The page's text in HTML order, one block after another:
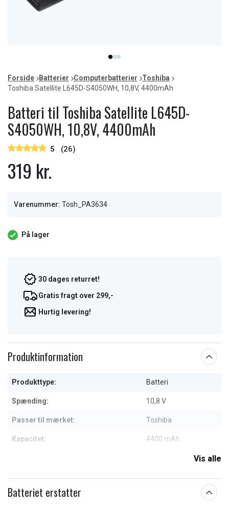
item
0
item
1
item
2
of
3
Forside Batterier Computerbatterier
Toshiba
Toshiba Satellite L645D-S4050WH, 10,8V, 4400mAh
Batteri til Toshiba Satellite L645D-
S4050WH, 10,8V, 4400mAh
5 (26)
319 kr.
Varenummer: Tosh_PA3634
På lager
30 dages returret!
Gratis fragt over 299,-
Hurtig levering!
Produktinformation
Produkttype: Batteri
Spænding: 10,8 V
Passer til mærket: Toshiba
Kapacitet: 4400 mAh
Vis alle
Batteriet erstatter